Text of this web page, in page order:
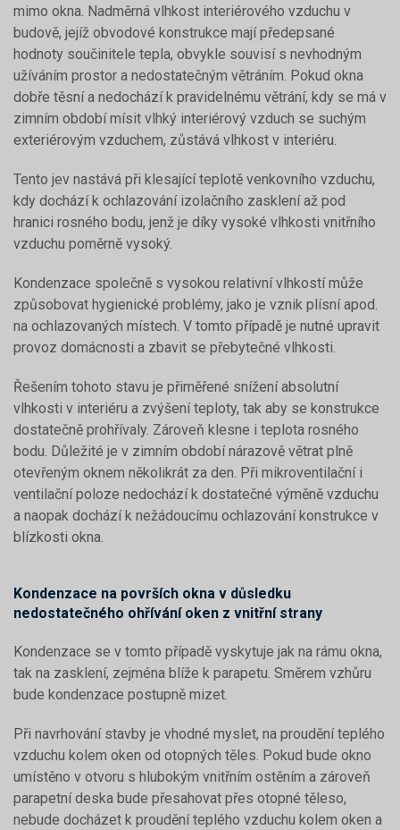
mimo okna. Nadměrná vlhkost interiérového vzduchu v
budově, jejíž obvodové konstrukce mají předepsané
hodnoty součinitele tepla, obvykle souvisí s nevhodným
užíváním prostor a nedostatečným větráním. Pokud okna
dobře těsní a nedochází k pravidelnému větrání, kdy se má v
zimním období mísit vlhký interiérový vzduch se suchým
exteriérovým vzduchem, zůstává vlhkost v interiéru.
Tento jev nastává při klesající teplotě venkovního vzduchu,
kdy dochází k ochlazování izolačního zasklení až pod
hranici rosného bodu, jenž je díky vysoké vlhkosti vnitřního
vzduchu poměrně vysoký.
Kondenzace společně s vysokou relativní vlhkostí může
způsobovat hygienické problémy, jako je vznik plísní apod.
na ochlazovaných místech. V tomto případě je nutné upravit
provoz domácnosti a zbavit se přebytečné vlhkosti.
Řešením tohoto stavu je přiměřené snížení absolutní
vlhkosti v interiéru a zvýšení teploty, tak aby se konstrukce
dostatečně prohřívaly. Zároveň klesne i teplota rosného
bodu. Důležité je v zimním období nárazově větrat plně
otevřeným oknem několikrát za den. Při mikroventilační i
ventilační poloze nedochází k dostatečné výměně vzduchu
a naopak dochází k nežádoucímu ochlazování konstrukce v
blízkosti okna.
Kondenzace na površích okna v důsledku
nedostatečného ohřívání oken z vnitřní strany
Kondenzace se v tomto případě vyskytuje jak na rámu okna,
tak na zasklení, zejména blíže k parapetu. Směrem vzhůru
bude kondenzace postupně mizet.
Při navrhování stavby je vhodné myslet, na proudění teplého
vzduchu kolem oken od otopných těles. Pokud bude okno
umístěno v otvoru s hlubokým vnitřním ostěním a zároveň
parapetní deska bude přesahovat přes otopné těleso,
nebude docházet k proudění teplého vzduchu kolem oken a